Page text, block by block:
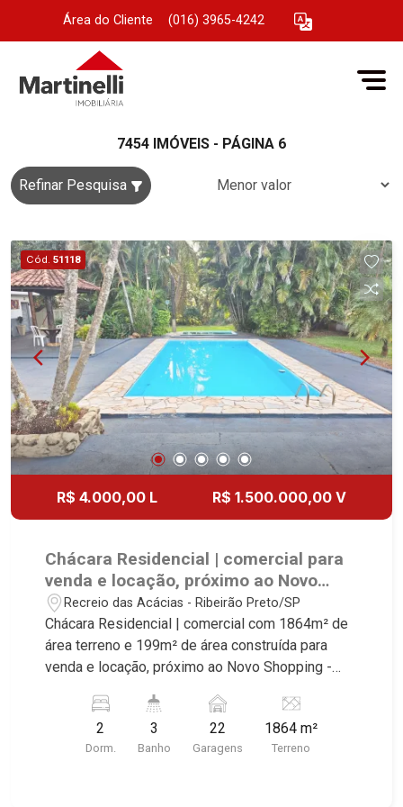
Área do Cliente (016) 3965-4242
7454 IMÓVEIS - PÁGINA 6
Refinar Pesquisa
Cód. 51118
R$ 4.000,00 L R$ 1.500.000,00 V
Chácara Residencial | comercial para
venda e locação, próximo ao Novo
Shopping - Ribeirão Preto/SP.
Recreio das Acácias - Ribeirão Preto/SP
Chácara Residencial | comercial com 1864m² de
área terreno e 199m² de área construída para
venda e locação, próximo ao Novo Shopping -
Conheça as características deste imóvel que a
Martinelli Imobiliária selecionou para você: -
1864m² de área terreno e 199m² de área
2
Dorm.
3
Banho
22
Garagens
1864 m²
Terreno